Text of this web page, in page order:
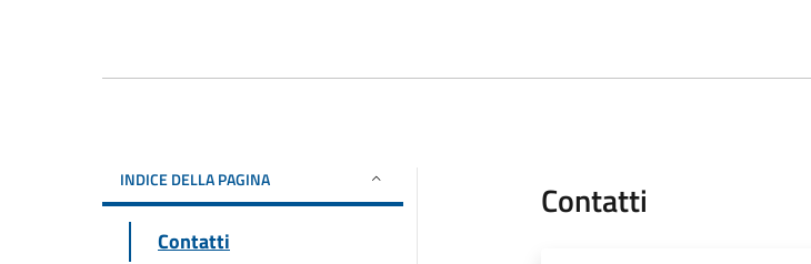
INDICE DELLA PAGINA
Contatti
Contatti